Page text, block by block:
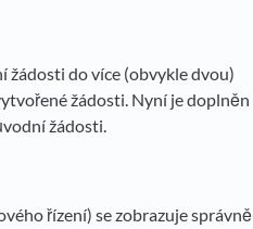
žádosti do více (obvykle dvou)
žádosti. Nyní je doplněn
žádosti.
řízení) se zobrazuje správně